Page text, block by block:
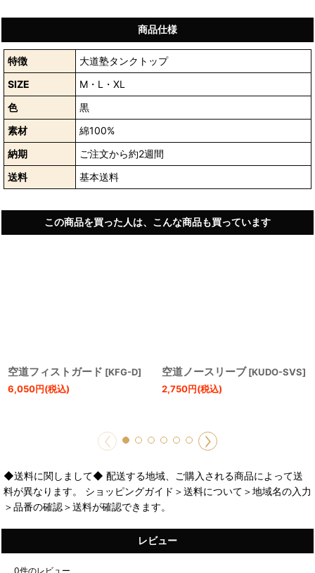
商品仕様
特徴
大道塾タンクトップ
SIZE
M・L・XL
色
黒
素材
綿100%
納期
ご注文から約2週間
送料
基本送料
この商品を買った人は、こんな商品も買っています
空道フィストガード [KFG-D]
6,050円(税込)
空道ノースリーブ [KUDO-SVS]
2,750円(税込)
◆送料に関しまして◆ 配送する地域、ご購入される商品によって送
料が異なります。 ショッピングガイド＞送料について＞地域名の入力
＞品番の確認＞送料が確認できます。
レビュー
0件のレビュー